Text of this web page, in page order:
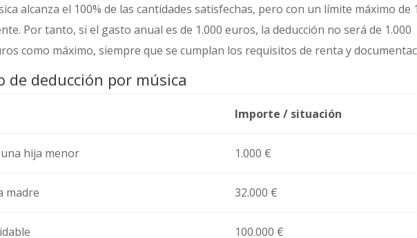
alcanza el 100% de las cantidades satisfechas, pero con un límite máximo de
Por tanto, si el gasto anual es de 1.000 euros, la deducción no será de 1.000
como máximo, siempre que se cumplan los requisitos de renta y
de deducción por música
Importe / situación
hija menor 1.000 €
madre 32.000 €
100.000 €